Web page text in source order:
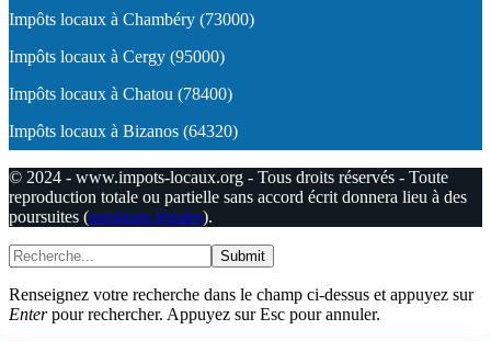
Impôts locaux à Chambéry (73000)
Impôts locaux à Cergy (95000)
Impôts locaux à Chatou (78400)
Impôts locaux à Bizanos (64320)
© 2024 - www.impots-locaux.org - Tous droits réservés - Toute
reproduction totale ou partielle sans accord écrit donnera lieu à des
poursuites (mentions légales).
Submit
Renseignez votre recherche dans le champ ci-dessus et appuyez sur
Enterpour rechercher. Appuyez sur Esc pour annuler.